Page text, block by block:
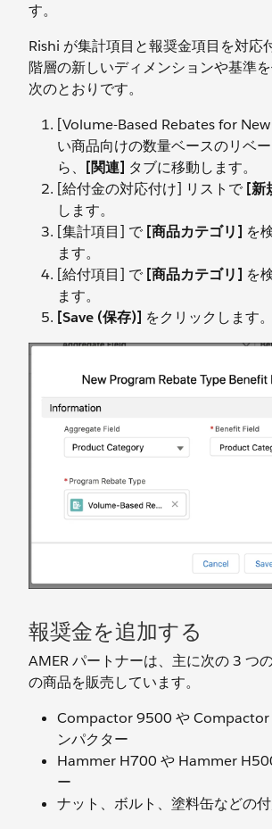
す。
Rishi が集計項目と報奨金項目を対応
階層の新しいディメンションや基準
次のとおりです。
[Volume-Based Rebates for
い商品向けの数量ベースのリベ
ら、
[関連] タブに移動します。
[給付金の対応付け] リストで [新
します。
[集計項目] で [商品カテゴリ] を
ます。
[給付項目] で [商品カテゴリ] を
ます。
[Save (保存)] をクリックします。
報奨金を追加する
AMER パートナーは、主に次の 3 つ
の商品を販売しています。
Compactor 9500 や Compactor
ンパクター
Hammer H700 や Hammer
ー
ナット、ボルト、塗料缶などの